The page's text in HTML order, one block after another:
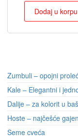
Dodaj u korpu
Zumbuli – opojni
Kale – Elegantni i
Dalije – za kolorit u
Hoste – najčešće
Seme cveća